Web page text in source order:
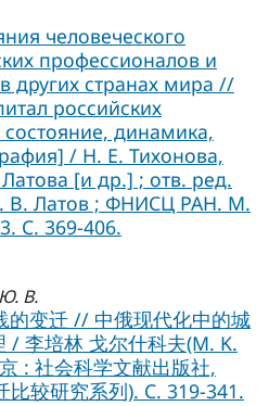
человеческого
профессионалов и
других странах мира //
российских
динамика,
/ Н. Е. Тихонова,
[и др.] ; отв. ред.
В. Латов ; ФНИСЦ РАН. М.
C. 369-406.
В.
的变迁 // 中俄现代化中的城
/ 李培林 戈尔什科夫(M. K.
: 社会科学文献出版社,
比较研究系列). C. 319-341.